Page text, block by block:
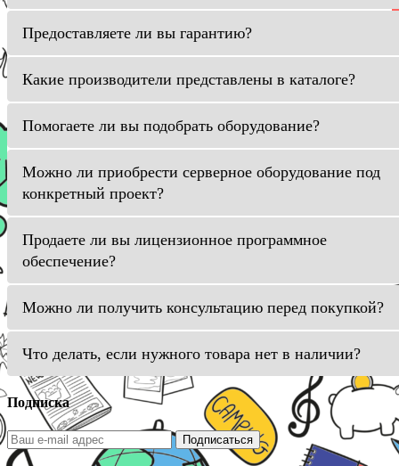
Предоставляете ли вы гарантию?
Какие производители представлены в каталоге?
Помогаете ли вы подобрать оборудование?
Можно ли приобрести серверное оборудование под
конкретный проект?
Продаете ли вы лицензионное программное
обеспечение?
Можно ли получить консультацию перед покупкой?
Что делать, если нужного товара нет в наличии?
Подписка
Подписаться